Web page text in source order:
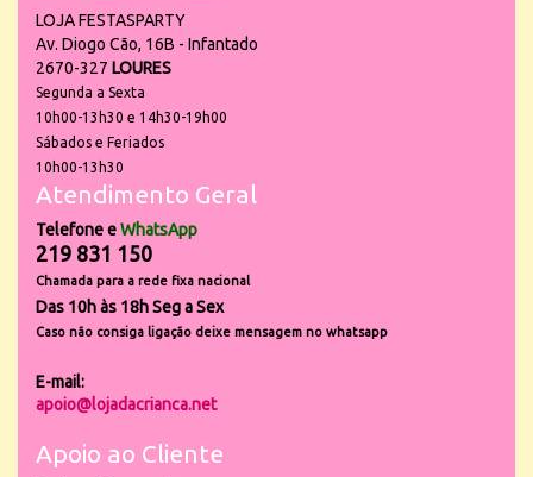
LOJA FESTASPARTY
Av. Diogo Cão, 16B - Infantado
2670-327 LOURES
Segunda a Sexta
10h00-13h30 e 14h30-19h00
Sábados e Feriados
10h00-13h30
Atendimento Geral
Telefone eWhatsApp
219 831 150
Chamada para a rede fixa nacional
Das 10h às 18h Seg a Sex
Caso não consiga ligação deixe mensagem no whatsapp
E-mail:
apoio@lojadacrianca.net
Apoio ao Cliente